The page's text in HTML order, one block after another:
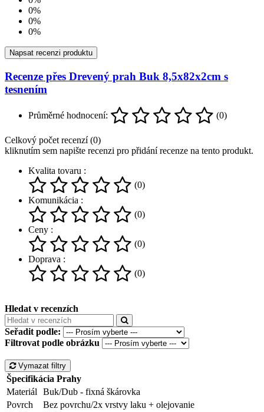
0%
0%
0%
Napsat recenzi produktu
Recenze přes Drevený prah Buk 8,5x82x2cm s
tesnením
Průměrné hodnocení: (0)
Celkový počet recenzí (0)
kliknutím sem napište recenzi pro přidání recenze na tento produkt.
Kvalita tovaru :
(0)
Komunikácia :
(0)
Ceny :
(0)
Doprava :
(0)
Hledat v recenzích
Seřadit podle:
Filtrovat podle obrázku
Vymazat filtry
Špecifikácia Prahy
Materiál
Buk/Dub - fixná škárovka
Povrch
Bez povrchu/2x vrstvy laku + olejovanie